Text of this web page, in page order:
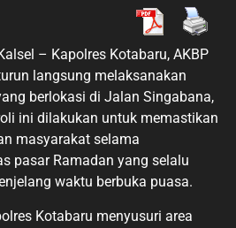
– Kapolres Kotabaru, AKBP
langsung melaksanakan
berlokasi di Jalan Singabana,
ini dilakukan untuk memastikan
masyarakat selama
pasar Ramadan yang selalu
waktu berbuka puasa.
Kotabaru menyusuri area